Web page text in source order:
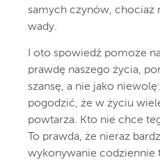
samych czynów, chociaż
wady.
I oto spowiedź pomoże
prawdę naszego życia,
szansę, a nie jako
pogodzić, że w życiu
powtarza. Kto nie chce
To prawda, że nieraz
wykonywanie codziennie